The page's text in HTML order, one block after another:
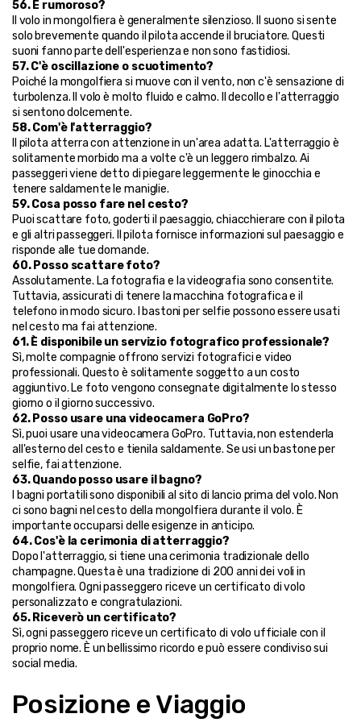
56. È rumoroso?
Il volo in mongolfiera è generalmente silenzioso. Il suono si sente
solo brevemente quando il pilota accende il bruciatore. Questi
suoni fanno parte dell'esperienza e non sono fastidiosi.
57. C'è oscillazione o scuotimento?
Poiché la mongolfiera si muove con il vento, non c'è sensazione di
turbolenza. Il volo è molto fluido e calmo. Il decollo e l'atterraggio
si sentono dolcemente.
58. Com'è l'atterraggio?
Il pilota atterra con attenzione in un'area adatta. L'atterraggio è
solitamente morbido ma a volte c'è un leggero rimbalzo. Ai
passeggeri viene detto di piegare leggermente le ginocchia e
tenere saldamente le maniglie.
59. Cosa posso fare nel cesto?
Puoi scattare foto, goderti il paesaggio, chiacchierare con il pilota
e gli altri passeggeri. Il pilota fornisce informazioni sul paesaggio e
risponde alle tue domande.
60. Posso scattare foto?
Assolutamente. La fotografia e la videografia sono consentite.
Tuttavia, assicurati di tenere la macchina fotografica e il
telefono in modo sicuro. I bastoni per selfie possono essere usati
nel cesto ma fai attenzione.
61. È disponibile un servizio fotografico professionale?
Sì, molte compagnie offrono servizi fotografici e video
professionali. Questo è solitamente soggetto a un costo
aggiuntivo. Le foto vengono consegnate digitalmente lo stesso
giorno o il giorno successivo.
62. Posso usare una videocamera GoPro?
Sì, puoi usare una videocamera GoPro. Tuttavia, non estenderla
all'esterno del cesto e tienila saldamente. Se usi un bastone per
selfie, fai attenzione.
63. Quando posso usare il bagno?
I bagni portatili sono disponibili al sito di lancio prima del volo. Non
ci sono bagni nel cesto della mongolfiera durante il volo. È
importante occuparsi delle esigenze in anticipo.
64. Cos'è la cerimonia di atterraggio?
Dopo l'atterraggio, si tiene una cerimonia tradizionale dello
champagne. Questa è una tradizione di 200 anni dei voli in
mongolfiera. Ogni passeggero riceve un certificato di volo
personalizzato e congratulazioni.
65. Riceverò un certificato?
Sì, ogni passeggero riceve un certificato di volo ufficiale con il
proprio nome. È un bellissimo ricordo e può essere condiviso sui
social media.
Posizione e Viaggio